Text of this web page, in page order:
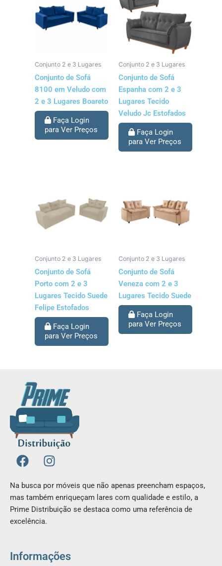
Conjunto 2 e 3 Lugares
Conjunto de Sofá
8100 em Veludo com
2 e 3 Lugares Boareto
Faça Login
para Ver Preços
Conjunto 2 e 3 Lugares
Conjunto de Sofá
Espanha com 2 e 3
Lugares Tecido
Veludo Jc Estofados
Faça Login
para Ver Preços
Conjunto 2 e 3 Lugares
Conjunto de Sofá
Porto com 2 e 3
Lugares Tecido Suede
Felipe Estofados
Faça Login
para Ver Preços
Conjunto 2 e 3 Lugares
Conjunto de Sofá
Veneza com 2 e 3
Lugares Tecido Suede
Faça Login
para Ver Preços
F
a
c
e
b
o
o
I
n
t
a
g
m
Na busca por móveis que não apenas preencham espaços,
mas também enriqueçam lares com qualidade e estilo, a
Prime Distribuição se destaca como uma referência de
excelência.
Informações